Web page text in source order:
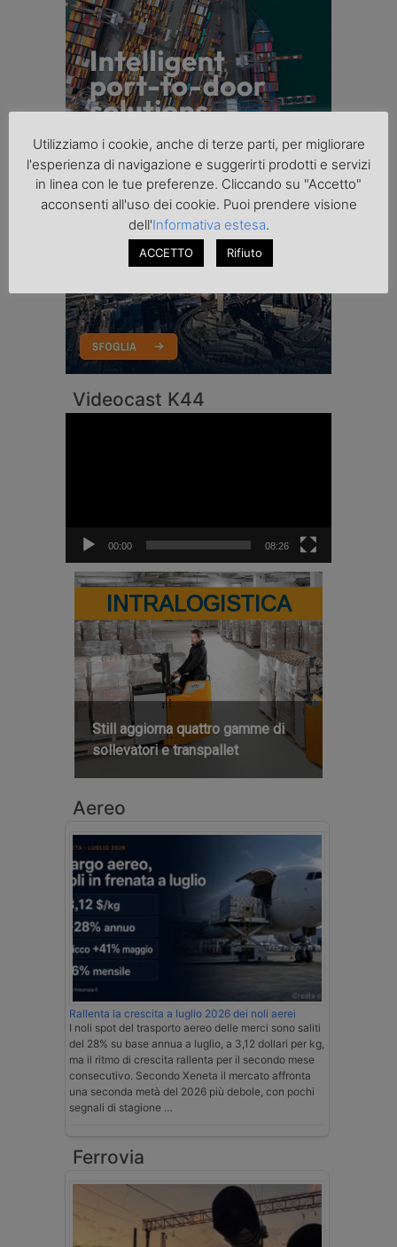
Videocast K44
00:00 08:26
INTRALOGISTICA
Still aggiorna quattro gamme di
sollevatori e transpallet
Aereo
Rallenta la crescita a luglio 2026 dei noli aerei
I noli spot del trasporto aereo delle merci sono saliti
del 28% su base annua a luglio, a 3,12 dollari per kg,
ma il ritmo di crescita rallenta per il secondo mese
consecutivo. Secondo Xeneta il mercato affronta
una seconda metà del 2026 più debole, con pochi
segnali di stagione …
Ferrovia
Utilizziamo i cookie, anche di terze parti, per migliorare
l'esperienza di navigazione e suggerirti prodotti e servizi
in linea con le tue preferenze. Cliccando su "Accetto"
acconsenti all'uso dei cookie. Puoi prendere visione
dell'Informativa estesa.
ACCETTO Rifiuto